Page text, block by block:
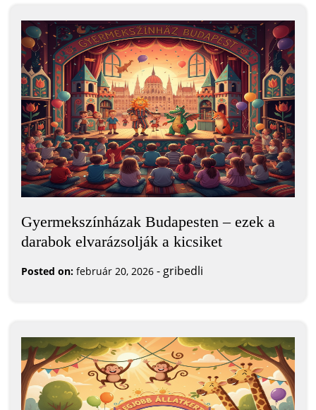
Gyermekszínházak Budapesten – ezek a
darabok elvarázsolják a kicsiket
Posted on: február 20, 2026 - gribedli